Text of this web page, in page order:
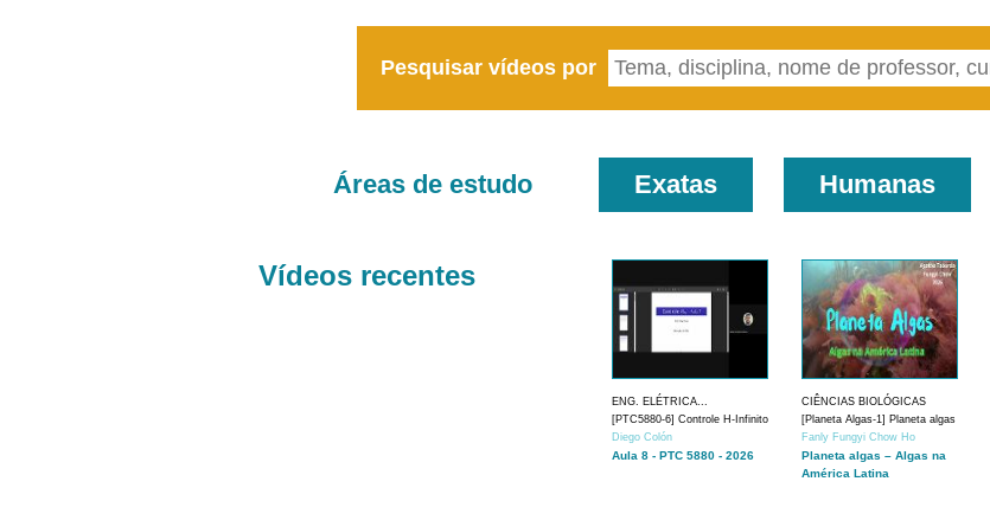
Pesquisar vídeos por
Áreas de estudo Exatas Humanas
Vídeos recentes
ENG. ELÉTRICA...
[PTC5880-6] Controle H-Infinito
Diego Colón
Aula 8 - PTC 5880 - 2026
CIÊNCIAS BIOLÓGICAS
[Planeta Algas-1] Planeta algas
Fanly Fungyi Chow Ho
Planeta algas – Algas na
América Latina